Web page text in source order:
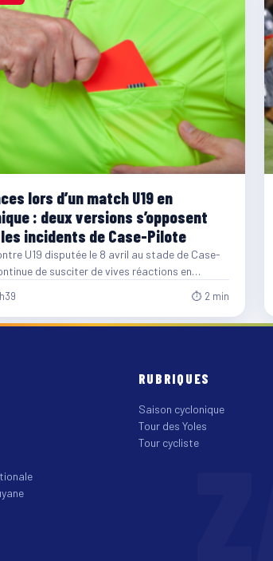
lors d’un match U19 en
: deux versions s’opposent
incidents de Case-Pilote
U19 disputée le 8 avril au stade de Case-
de susciter de vives réactions en…
⏱ 2 min
RUBRIQUES
Saison cyclonique
Tour des Yoles
Tour cycliste